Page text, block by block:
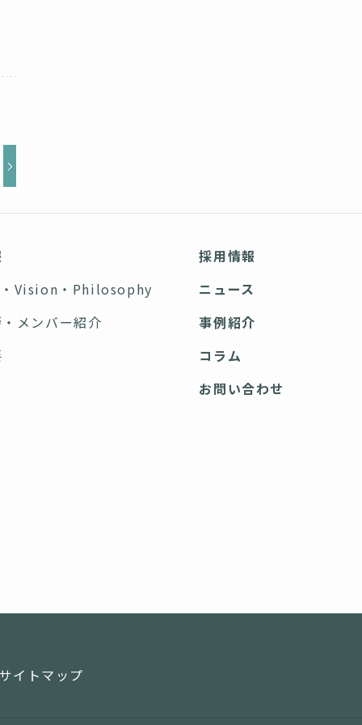
Vision・Philosophy
メンバー紹介
採用情報
ニュース
事例紹介
コラム
お問い合わせ
イトマップ